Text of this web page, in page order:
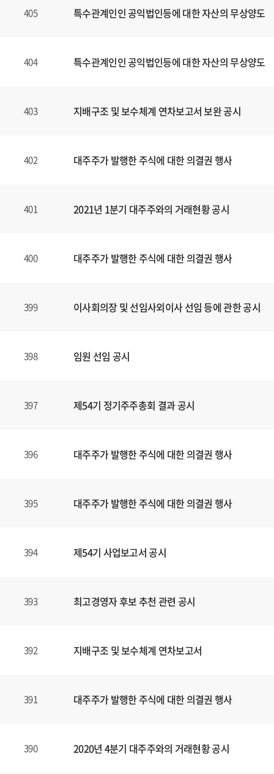
405 특수관계인인 공익법인등에 대한 자산의 무상양도
404 특수관계인인 공익법인등에 대한 자산의 무상양도
403 지배구조 및 보수체계 연차보고서 보완 공시
402 대주주가 발행한 주식에 대한 의결권 행사
401 2021년 1분기 대주주와의 거래현황 공시
400 대주주가 발행한 주식에 대한 의결권 행사
399 이사회의장 및 선임사외이사 선임 등에 관한 공시
398 임원 선임 공시
397 제54기 정기주주총회 결과 공시
396 대주주가 발행한 주식에 대한 의결권 행사
395 대주주가 발행한 주식에 대한 의결권 행사
394 제54기 사업보고서 공시
393 최고경영자 후보 추천 관련 공시
392 지배구조 및 보수체계 연차보고서
391 대주주가 발행한 주식에 대한 의결권 행사
390 2020년 4분기 대주주와의 거래현황 공시